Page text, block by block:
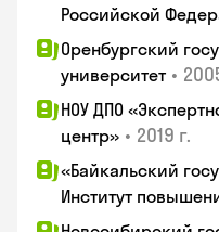
Российской
Оренбургский
университет •
НОУ ДПО
центр» • 2019 г.
«Байкальский
Институт